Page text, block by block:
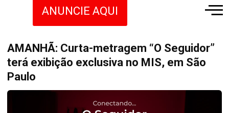
ANUNCIE AQUI
AMANHÃ: Curta-metragem “O Seguidor”
terá exibição exclusiva no MIS, em São
Paulo